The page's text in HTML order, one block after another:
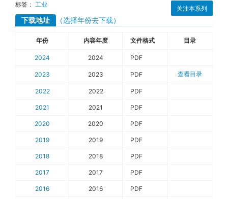
关注本系列
标签： 工业
下载地址 （选择年份去下载）
年份 内容年度 文件格式 目录
2024 2024 PDF
2023 2023 PDF 查看目录
2022 2022 PDF
2021 2021 PDF
2020 2020 PDF
2019 2019 PDF
2018 2018 PDF
2017 2017 PDF
2016 2016 PDF